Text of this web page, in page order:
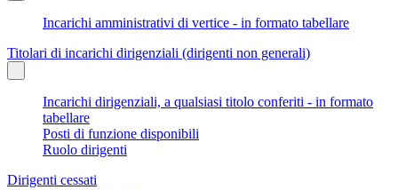
Incarichi amministrativi di vertice - in formato tabellare
Titolari di incarichi dirigenziali (dirigenti non generali)
Incarichi dirigenziali, a qualsiasi titolo conferiti - in formato
tabellare
Posti di funzione disponibili
Ruolo dirigenti
Dirigenti cessati